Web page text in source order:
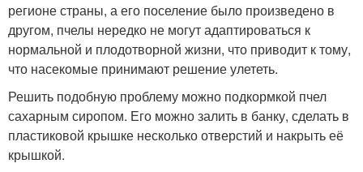
регионе страны, а его поселение было произведено в
другом, пчелы нередко не могут адаптироваться к
нормальной и плодотворной жизни, что приводит к тому,
что насекомые принимают решение улететь.
Решить подобную проблему можно подкормкой пчел
сахарным сиропом. Его можно залить в банку, сделать в
пластиковой крышке несколько отверстий и накрыть её
крышкой.